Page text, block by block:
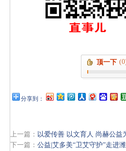
顶一下
分享到：
上一篇： 以爱传善 以文育人 尚赫公益
下一篇： 公益|艾多美“卫艾守护”走进